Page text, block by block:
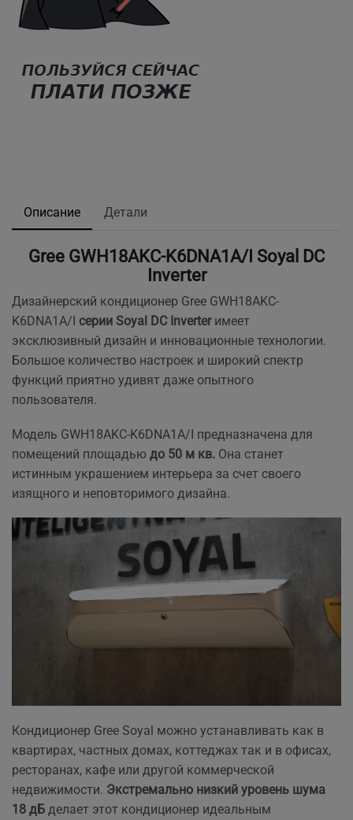
Описание Детали
Gree GWH18AKC-K6DNA1A/I Soyal DC
Inverter
Дизайнерский кондиционер Gree GWH18AKC-
K6DNA1A/I серии Soyal DC Inverterимеет
эксклюзивный дизайн и инновационные технологии.
Большое количество настроек и широкий спектр
функций приятно удивят даже опытного
пользователя.
Модель GWH18AKC-K6DNA1A/I предназначена для
помещений площадью до 50 м кв. Она станет
истинным украшением интерьера за счет своего
изящного и неповторимого дизайна.
Кондиционер Gree Soyal можно устанавливать как в
квартирах, частных домах, коттеджах так и в офисах,
ресторанах, кафе или другой коммерческой
недвижимости. Экстремально низкий уровень шума
18 дБ делает этот кондиционер идеальным